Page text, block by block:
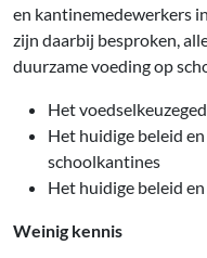
en kantinemedewerkers
zijn daarbij besproken,
duurzame voeding op
Het
Het huidige beleid
schoolkantines
Het huidige beleid
Weinig kennis